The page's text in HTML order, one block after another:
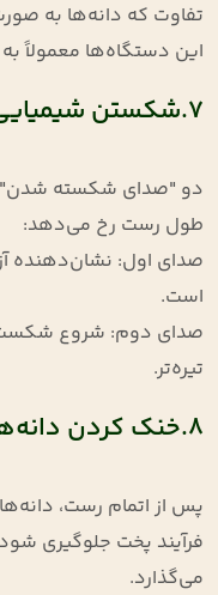
تفاوت که دانه‌ها به
این دستگاه‌ها معمولاً
7.شکستن شیمیایی دانه‌ها
طول رست رخ می‌دهد:
صدای اول: نشان‌دهنده
است.
صدای دوم: شروع شکست
تیره‌تر.
8.خنک کردن دانه‌ها
پس از اتمام رست،
فرآیند پخت جلوگیری
می‌گذارد.